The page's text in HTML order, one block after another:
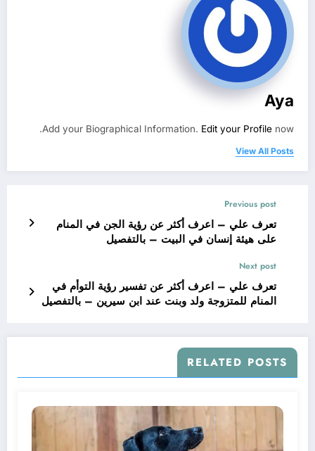
Aya
Add your Biographical Information. Edit your Profile now.
View All Posts
Previous post
تعرف علي – اعرف أكثر عن رؤية الجن في المنام
على هيئة إنسان في البيت – بالتفصيل
Next post
تعرف علي – اعرف أكثر عن تفسير رؤية التوأم في
المنام للمتزوجة ولد وبنت عند ابن سيرين – بالتفصيل
RELATED POSTS